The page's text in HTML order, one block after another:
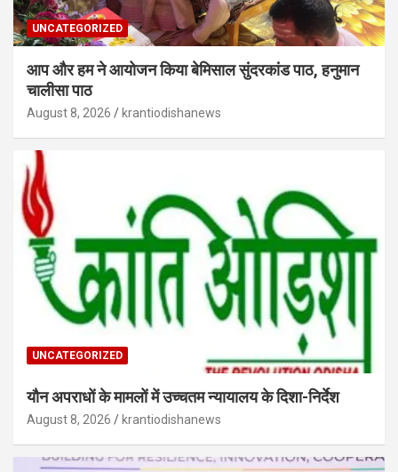
UNCATEGORIZED
आप और हम ने आयोजन किया बेमिसाल सुंदरकांड पाठ, हनुमान
चालीसा पाठ
August 8, 2026 krantiodishanews
UNCATEGORIZED
यौन अपराधों के मामलों में उच्चतम न्यायालय के दिशा-निर्देश
August 8, 2026 krantiodishanews